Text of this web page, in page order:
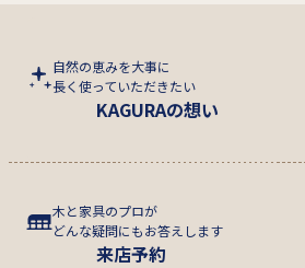
自然の恵みを大事に
長く使っていただきたい
KAGURAの想い
木と家具のプロが
どんな疑問にもお答えします
来店予約